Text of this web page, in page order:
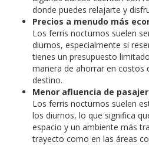
donde puedes relajarte y
Precios a menudo más
Los ferris nocturnos suelen
diurnos, especialmente si
tienes un presupuesto
manera de ahorrar en costos
destino.
Menor afluencia de
Los ferris nocturnos suelen
los diurnos, lo que significa
espacio y un ambiente más
trayecto como en las áreas